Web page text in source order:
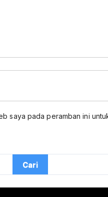
saya pada peramban ini